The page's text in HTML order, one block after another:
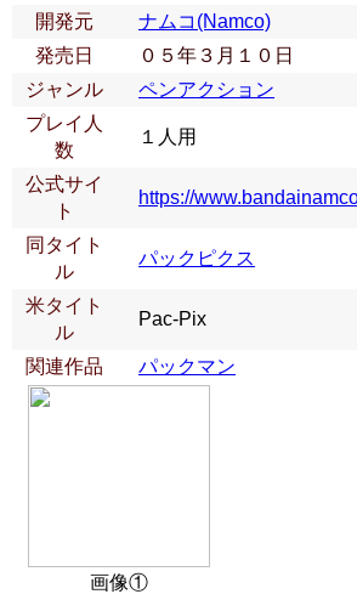
開発元
ナムコ(Namco)
発売日
０５年３月１０日
ジャンル
ペンアクション
プレイ人
数
１人用
公式サイ
ト
https://
同タイト
ル
パックピクス
米タイト
ル
Pac-Pix
関連作品 パックマン
画像①